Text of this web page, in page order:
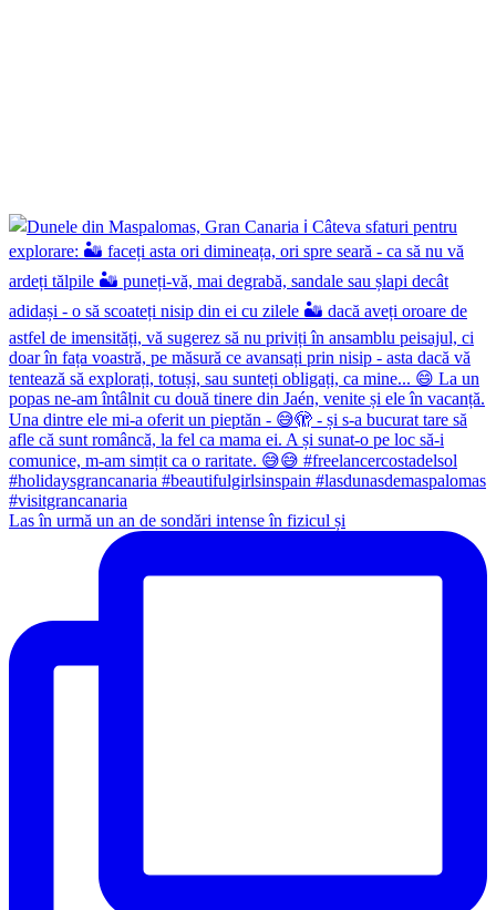
Las în urmă un an de sondări intense în fizicul și